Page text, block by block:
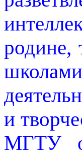
родине,
и
МГТУ